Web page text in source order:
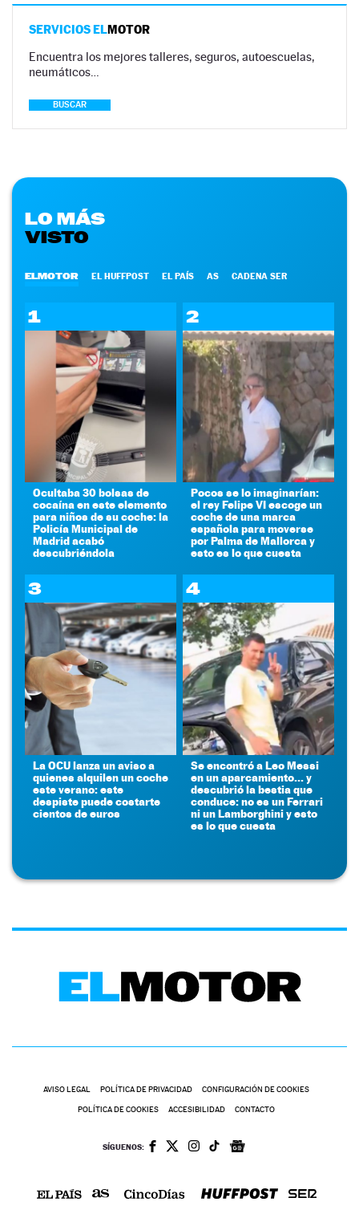
SERVICIOS ELMOTOR
Encuentra los mejores talleres, seguros, autoescuelas,
neumáticos…
BUSCAR
LO MÁS
VISTO
ELMOTOR EL HUFFPOST EL PAÍS AS CADENA SER
1
Ocultaba 30 bolsas de
cocaína en este elemento
para niños de su coche: la
Policía Municipal de
Madrid acabó
descubriéndola
2
Pocos se lo imaginarían:
el rey Felipe VI escoge un
coche de una marca
española para moverse
por Palma de Mallorca y
esto es lo que cuesta
3
La OCU lanza un aviso a
quienes alquilen un coche
este verano: este
despiste puede costarte
cientos de euros
4
Se encontró a Leo Messi
en un aparcamiento... y
descubrió la bestia que
conduce: no es un Ferrari
ni un Lamborghini y esto
es lo que cuesta
AVISO LEGAL POLÍTICA DE PRIVACIDAD CONFIGURACIÓN DE COOKIES
POLÍTICA DE COOKIES ACCESIBILIDAD CONTACTO
SÍGUENOS: